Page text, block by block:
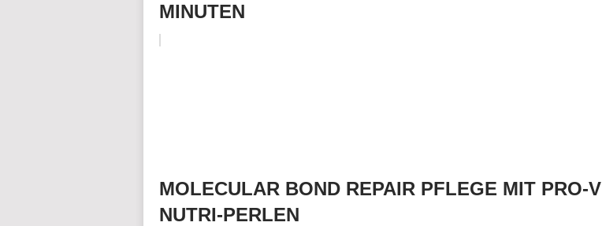
MINUTEN
MOLECULAR BOND REPAIR PFLEGE MIT PRO-V
NUTRI-PERLEN